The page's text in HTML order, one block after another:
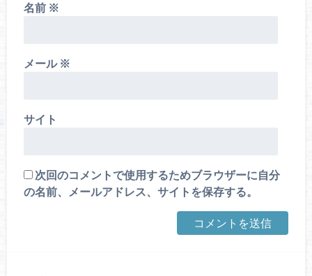
名前 ※
メール ※
サイト
次回のコメントで使用するためブラウザーに自分
の名前、メールアドレス、サイトを保存する。